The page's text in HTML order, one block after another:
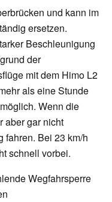
und kann im
ersetzen.
Beschleunigung
der
mit dem Himo L2
als eine Stunde
Wenn die
aber gar nicht
fahren. Bei 23 km/h
schnell vorbei.
Wegfahrsperre